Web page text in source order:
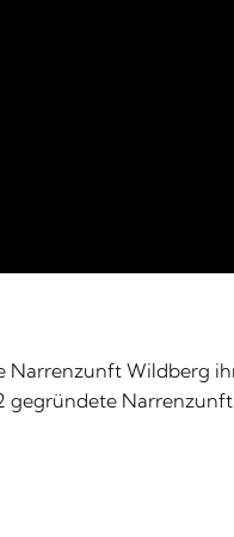
Narrenzunft Wildberg
gegründete